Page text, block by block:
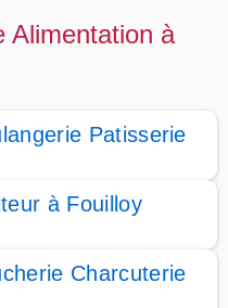
Alimentation à
Patisserie
à Fouilloy
Charcuterie